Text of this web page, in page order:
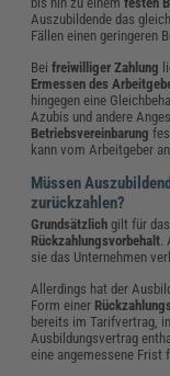
Auszubildende das
Fällen einen geringeren
Beifreiwilliger Zahlung
Ermessen des
hingegen eine
Azubis und andere
Betriebsvereinbarung
kann vom Arbeitgeber
Müssen
zurückzahlen?
Grundsätzlich gilt für
Rückzahlungsvorbehalt
sie das Unternehmen
Allerdings hat der
Form einer
bereits im Tarifvertrag,
Ausbildungsvertrag
eine angemessene Frist